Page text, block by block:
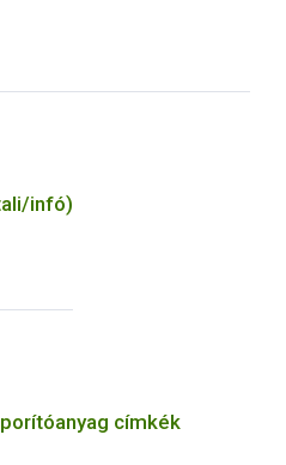
infó)
címkék